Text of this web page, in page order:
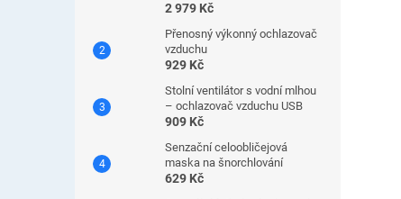
2 979 Kč
Přenosný výkonný ochlazovač
vzduchu
929 Kč
Stolní ventilátor s vodní mlhou
– ochlazovač vzduchu USB
909 Kč
Senzační celoobličejová
maska ​​na šnorchlování
629 Kč